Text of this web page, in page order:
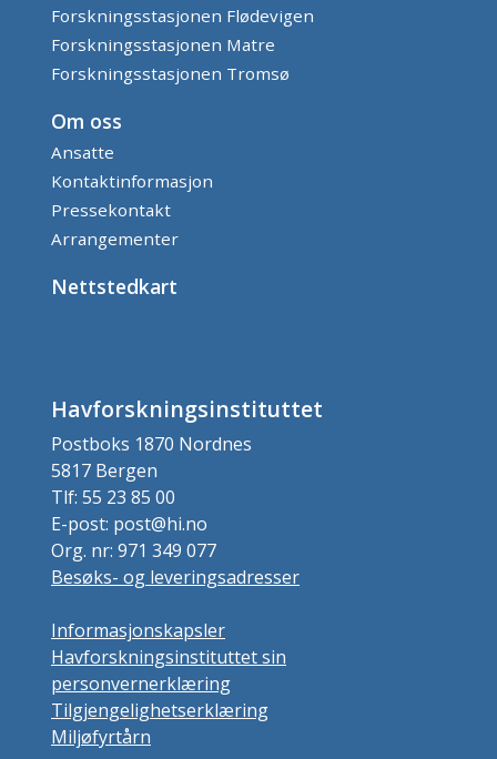
Forskningsstasjonen Flødevigen
Forskningsstasjonen Matre
Forskningsstasjonen Tromsø
Om oss
Ansatte
Kontaktinformasjon
Pressekontakt
Arrangementer
Nettstedkart
Havforskningsinstituttet
Postboks 1870 Nordnes
5817 Bergen
Tlf: 55 23 85 00
E-post: post@hi.no
Org. nr: 971 349 077
Besøks- og leveringsadresser
Informasjonskapsler
Havforskningsinstituttet sin
personvernerklæring
Tilgjengelighetserklæring
Miljøfyrtårn